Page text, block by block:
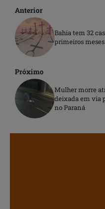
Anterior
Bahia tem 32
primeiros meses
Próximo
Mulher morre
deixada em via
no Paraná